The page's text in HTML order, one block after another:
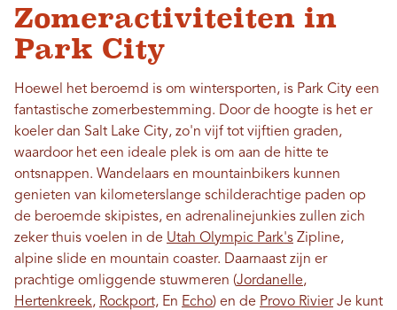
Zomeractiviteiten in
Park City
Hoewel het beroemd is om wintersporten, is Park City een
fantastische zomerbestemming. Door de hoogte is het er
koeler dan Salt Lake City, zo'n vijf tot vijftien graden,
waardoor het een ideale plek is om aan de hitte te
ontsnappen. Wandelaars en mountainbikers kunnen
genieten van kilometerslange schilderachtige paden op
de beroemde skipistes, en adrenalinejunkies zullen zich
zeker thuis voelen in de Utah Olympic Park's Zipline,
alpine slide en mountain coaster. Daarnaast zijn er
prachtige omliggende stuwmeren (Jordanelle,
Hertenkreek, Rockport, En Echo) en de Provo RivierJe kunt